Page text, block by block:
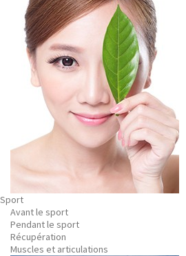
Sport
Avant le sport
Pendant le sport
Récupération
Muscles et articulations